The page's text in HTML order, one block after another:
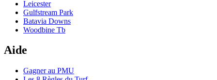
Leicester
Gulfstream Park
Batavia Downs
Woodbine Tb
Aide
Gagner au PMU